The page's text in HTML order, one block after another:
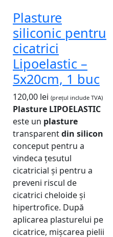
Plasture
siliconic pentru
cicatrici
Lipoelastic –
5x20cm, 1 buc
120,00 lei (prețul include TVA)
Plasture LIPOELASTIC
este un plasture
transparentdin silicon
conceput pentru a
vindeca țesutul
cicatricial și pentru a
preveni riscul de
cicatrici cheloide și
hipertrofice. După
aplicarea plasturelui pe
cicatrice, mișcarea pielii